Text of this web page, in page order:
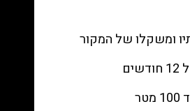
ומשקלו של המקור